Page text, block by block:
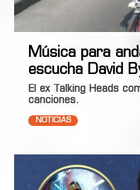
Música para
escucha David
El ex Talking Heads
canciones.
NOTICIAS